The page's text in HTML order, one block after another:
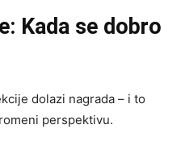
Kada se dobro
dolazi nagrada – i to
perspektivu.